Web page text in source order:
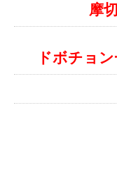
摩
ドボチョ